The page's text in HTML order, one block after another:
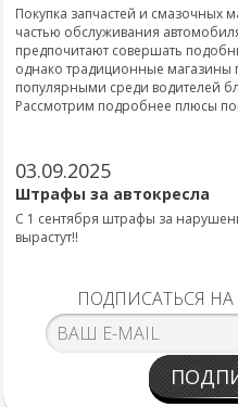
Покупка запчастей и смазочных
частью обслуживания
предпочитают совершать
однако традиционные магазины
популярными среди водителей
Рассмотрим подробнее плюсы
03.09.2025
Штрафы за автокресла
С 1 сентября штрафы за
вырастут!!
ПОДПИСАТЬСЯ